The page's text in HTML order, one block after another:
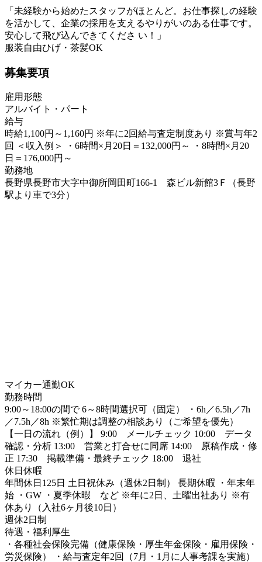
「未経験から始めたスタッフがほとんど。お仕事探しの経験
を活かして、企業の採用を支えるやりがいのある仕事です。
安心して飛び込んできてくださ い！」
服装自由ひげ・茶髪OK
募集要項
雇用形態
アルバイト・パート
給与
時給1,100円～1,160円 ※年に2回給与査定制度あり ※賞与年2
回 ＜収入例＞ ・6時間×月20日＝132,000円～ ・8時間×月20
日＝176,000円～
勤務地
長野県長野市大字中御所岡田町166-1 森ビル新館3Ｆ（長野
駅より車で3分）
マイカー通勤OK
勤務時間
9:00～18:00の間で 6～8時間選択可（固定） ・6h／6.5h／7h
／7.5h／8h ※繁忙期は調整の相談あり（ご希望を優先）
【一日の流れ（例）】 9:00 メールチェック 10:00 データ
確認・分析 13:00 営業と打合せに同席 14:00 原稿作成・修
正 17:30 掲載準備・最終チェック 18:00 退社
休日休暇
年間休日125日 土日祝休み（週休2日制） 長期休暇 ・年末年
始 ・GW ・夏季休暇 など ※年に2日、土曜出社あり ※有
休あり（入社6ヶ月後10日）
週休2日制
待遇・福利厚生
・各種社会保険完備（健康保険・厚生年金保険・雇用保険・
労災保険） ・給与査定年2回（7月・1月に人事考課を実施）